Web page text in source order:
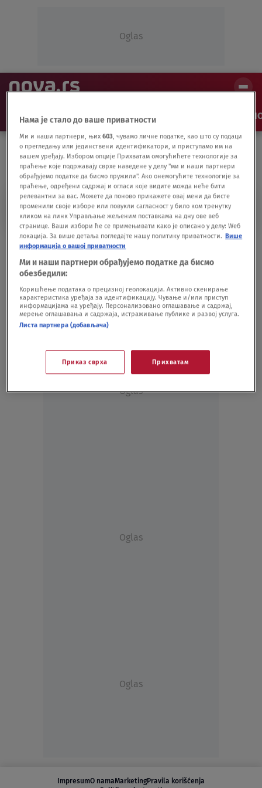
Oglas
NAJNOVIJE VESTI SHOW
KOLORADO AVALANČ
FOTO Jokić obukao dres drugog tima,
Amerikancima bilo smešno
Nagetsima od aprila stiže "pojačanje":
Vraćaju se navijači
KOŠARKA18.03.21.
Oglas
Oglas
Oglas
ImpresumO namaMarketingPravila korišćenja
Нама је стало до ваше приватности
Ми и наши партнери, њих603, чувамо личне податке, као што су подаци
о прегледању или јединствени идентификатори, и приступамо им на
вашем уређају. Избором опције Прихватам омогућићете технологије за
праћење које подржавају сврхе наведене у делу "ми и наши партнери
обрађујемо податке да бисмо пружили". Ако онемогућите технологије за
праћење, одређени садржај и огласи које видите можда неће бити
релевантни за вас. Можете да поново прикажете овај мени да бисте
променили своје изборе или повукли сагласност у било ком тренутку
кликом на линк Управљање жељеним поставкама на дну ове веб
странице. Ваши избори ће се примењивати како је описано у делу: Wеб
локација. За више детаља погледајте нашу политику приватности. Више
информација о вашој приватности
Ми и наши партнери обрађујемо податке да бисмо
обезбедили:
Коришћење података о прецизној геолокацији. Активно скенирање
карактеристика уређаја за идентификацију. Чување и/или приступ
информацијама на уређају. Персонализовано оглашавање и садржај,
мерење оглашавања и садржаја, истраживање публике и развој услуга.
Листа партнера (добављача)
Приказ сврха Прихватам